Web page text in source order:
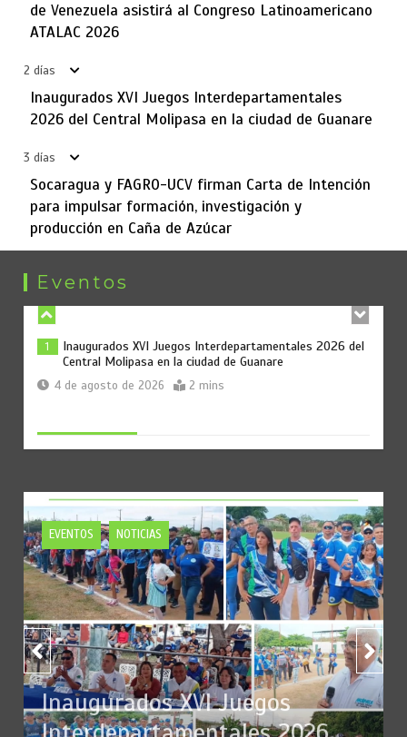
de Venezuela asistirá al Congreso Latinoamericano
ATALAC 2026
2 días
Inaugurados XVI Juegos Interdepartamentales
2026 del Central Molipasa en la ciudad de Guanare
3 días
Socaragua y FAGRO-UCV firman Carta de Intención
para impulsar formación, investigación y
producción en Caña de Azúcar
Eventos
nacional
1
Inaugurados XVI Juegos Interdepartamentales 2026 del
Central Molipasa en la ciudad de Guanare
4 de agosto de 2026 2 mins
2
Socaragua y FAGRO-UCV firman Carta de Intención para
3 de agosto de 2026 3 mins
3
Evalúan comportamiento de variedades de caña en
Jornada de intercambio técnico en zona norte de
Portuguesa
28 de julio de 2026 2 mins
4
Central Molipasa celebra 45 años comprometido con ser
una empresa modelo al servicio de la producción
nacional
19 de junio de 2026 4 mins
EVENTOS NOTICIAS
13° Aniversario Asapagua (CLICK AQUÍ)